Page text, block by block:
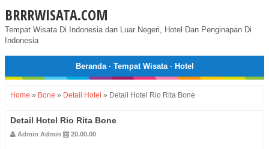
BRRRWISATA.COM
Tempat Wisata Di Indonesia dan Luar Negeri, Hotel Dan Penginapan Di
Indonesia
Beranda· Tempat Wisata· Hotel
Home » Bone » Detail Hotel » Detail Hotel Rio Rita Bone
Detail Hotel Rio Rita Bone
Admin Admin 20.00.00